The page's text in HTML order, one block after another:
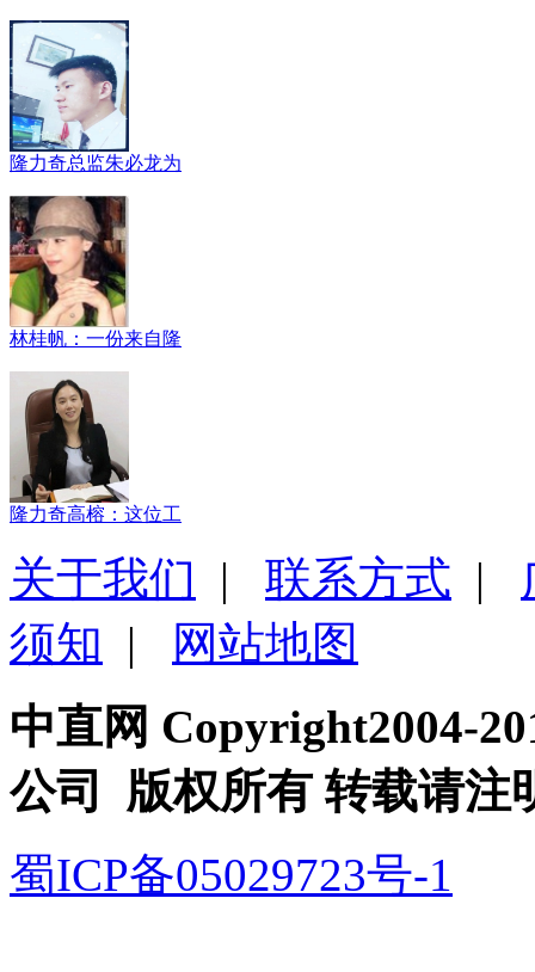
隆力奇总监朱必龙为
林桂帆：一份来自隆
隆力奇高榕：这位工
关于我们 | 联系方式 |
须知 |
网站地图
中直网 Copyright2004-
公司 版权所有 转载请注
蜀ICP备05029723号-1